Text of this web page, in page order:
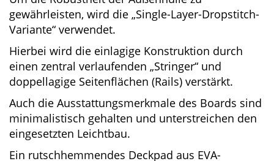
Um die Robustheit der Außenhülle zu
gewährleisten, wird die „Single-Layer-
Dropstitch-Variante“ verwendet.
Hierbei wird die einlagige Konstruktion durch
einen zentral verlaufenden „Stringer“ und
doppellagige Seitenflächen (Rails) verstärkt.
Auch die Ausstattungsmerkmale des Boards
sind minimalistisch gehalten und
unterstreichen den eingesetzten Leichtbau.